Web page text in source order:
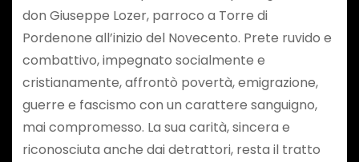
don Giuseppe Lozer, parroco a Torre di
Pordenone all’inizio del Novecento. Prete ruvido e
combattivo, impegnato socialmente e
cristianamente, affrontò povertà, emigrazione,
guerre e fascismo con un carattere sanguigno,
mai compromesso. La sua carità, sincera e
riconosciuta anche dai detrattori, resta il tratto